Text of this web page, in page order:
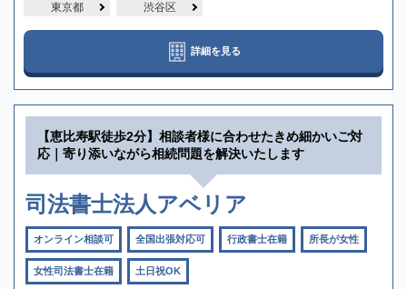
東京都 渋谷区
詳細を見る
【恵比寿駅徒歩2分】相談者様に合わせたきめ細かいご対
応｜寄り添いながら相続問題を解決いたします
司法書士法人アベリア
オンライン相談可 全国出張対応可 行政書士在籍 所長が女性
女性司法書士在籍 土日祝OK